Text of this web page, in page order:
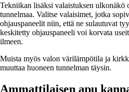
Tekniikan lisäksi valaistuksen ulkonäkö
tunnelmaa. Valitse valaisimet, jotka
ohjauspaneelit niin, että ne sulautuvat
keskitetty ohjauspaneeli voi korvata
ilmeen.
Muista myös valon värilämpötila ja
muuttaa huoneen tunnelman täysin.
Ammattilaisen apu